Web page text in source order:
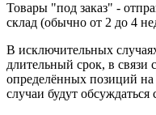
Товары "под заказ" -
склад (обычно от 2 до 4
В исключительных
длительный срок, в связи
определённых позиций на
случаи будут